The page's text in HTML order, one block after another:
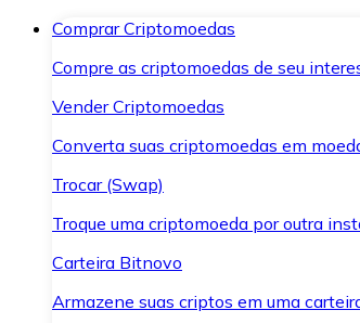
Comprar Criptomoedas
Compre as criptomoedas de seu
Vender Criptomoedas
Converta suas criptomoedas em
Trocar (Swap)
Troque uma criptomoeda por outra
Carteira Bitnovo
Armazene suas criptos em uma